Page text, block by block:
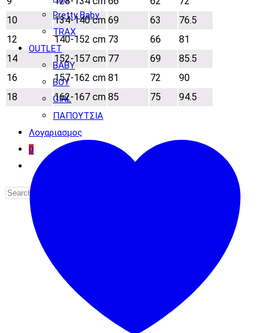
Pretty Baby
TRAX
OUTLET
BABY
BOY
GIRL
ΠΑΠΟΥΤΣΙΑ
Λογαριασμος
0
Toggle
website
search
10
134-140 cm 69 63
76.5
12
140-152 cm 73 66
81
14
152-157 cm 77 69
85.5
16
157-162 cm 81 72
90
18
162-167 cm 85 75 94.5